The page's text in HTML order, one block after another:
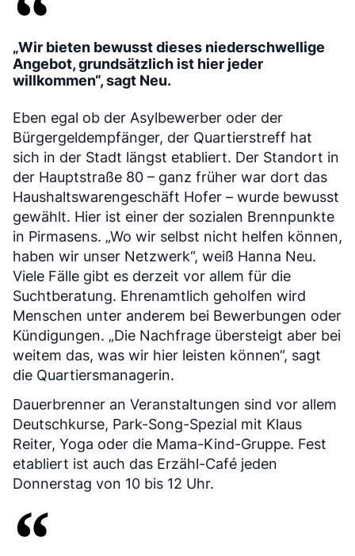
„Wir bieten bewusst dieses niederschwellige
Angebot, grundsätzlich ist hier jeder
willkommen“, sagt Neu.
Eben egal ob der Asylbewerber oder der
Bürgergeldempfänger, der Quartierstreff hat
sich in der Stadt längst etabliert. Der Standort in
der Hauptstraße 80 – ganz früher war dort das
Haushaltswarengeschäft Hofer – wurde bewusst
gewählt. Hier ist einer der sozialen Brennpunkte
in Pirmasens. „Wo wir selbst nicht helfen können,
haben wir unser Netzwerk“, weiß Hanna Neu.
Viele Fälle gibt es derzeit vor allem für die
Suchtberatung. Ehrenamtlich geholfen wird
Menschen unter anderem bei Bewerbungen oder
Kündigungen. „Die Nachfrage übersteigt aber bei
weitem das, was wir hier leisten können“, sagt
die Quartiersmanagerin.
Dauerbrenner an Veranstaltungen sind vor allem
Deutschkurse, Park-Song-Spezial mit Klaus
Reiter, Yoga oder die Mama-Kind-Gruppe. Fest
etabliert ist auch das Erzähl-Café jeden
Donnerstag von 10 bis 12 Uhr.